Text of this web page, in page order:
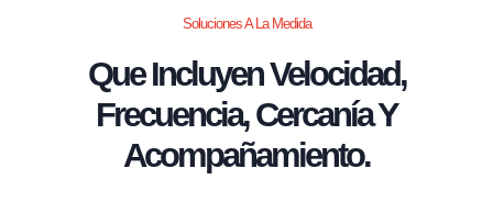
Soluciones A La Medida
Que Incluyen Velocidad,
Frecuencia, Cercanía Y
Acompañamiento.